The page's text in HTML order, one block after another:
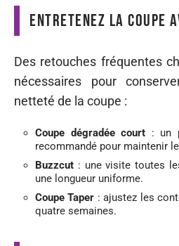
Entretenez la coupe
Des retouches fréquentes
nécessaires pour
netteté de la coupe :
Coupe dégradée court : un
recommandé pour maintenir
Buzzcut : une visite toutes
une longueur uniforme.
Coupe Taper : ajustez les
quatre semaines.